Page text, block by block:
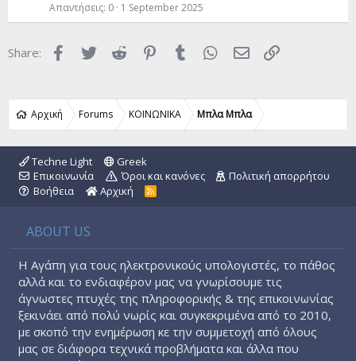
r
Απαντήσεις 0 1 September 2025
Share: FacebookTwitter Reddit Pinterest
Tumblr WhatsApp
Email
Αρχική Forums ΚΟΙΝΩΝΙΚΑ Μπλα Μπλα
Techne Light
Greek
Επικοινωνία
Όροι και κανόνες
Πολιτική απορρήτου
Βοήθεια
Αρχική
R
ABOUT US
Η Αγάπη για τους ηλεκτρονικούς υπολογιστές, το πάθος
αλλά και το ενδιαφέρον μας να γνωρίσουμε τις
άγνωστες πτυχές της πληροφορικής & της επικοινωνίας
ξεκινάει από πολύ νωρίς και συγκεκριμένα από το 2010,
με σκοπό την ενημέρωση κε την συμμετοχή από όλους
μας σε διάφορα τεχνικά προβλήματα και άλλα που